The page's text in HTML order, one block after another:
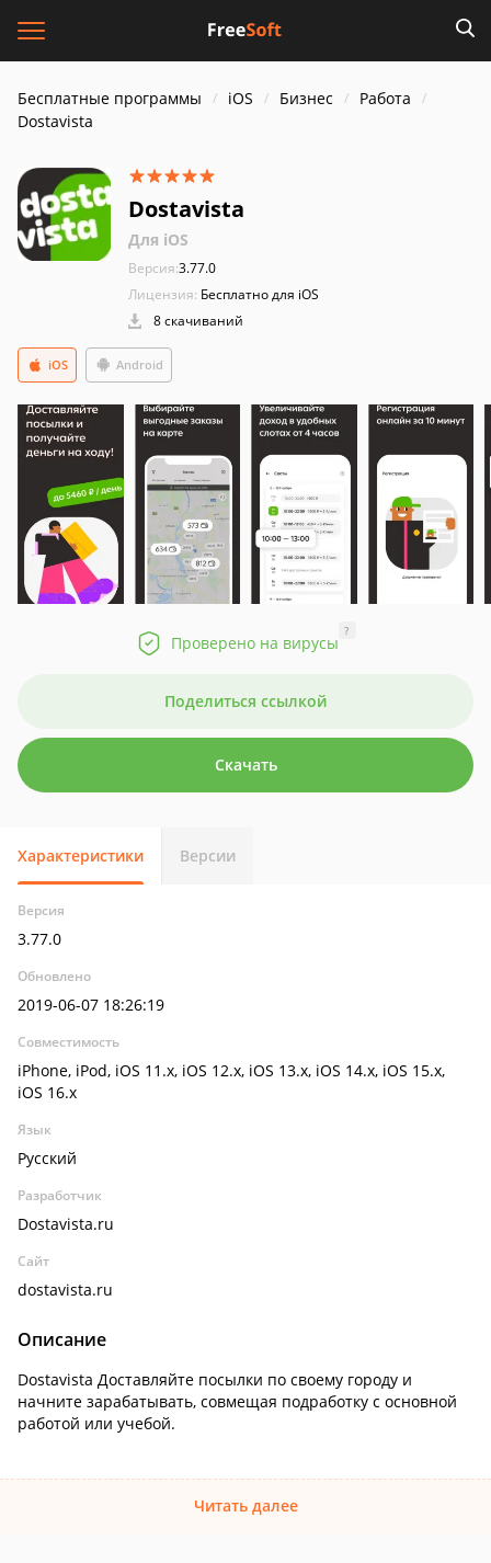
Бесплатные программы iOS Бизнес
Работа
Dostavista
Dostavista
Для iOS
Версия:3.77.0
Лицензия: Бесплатно для iOS
8 скачиваний
Android
iOS
Проверено на вирусы
?
Поделиться ссылкой
Скачать
Характеристики Версии
Версия
3.77.0
Обновлено
2019-06-07 18:26:19
Совместимость
iPhone, iPod, iOS 11.x, iOS 12.x, iOS 13.x, iOS 14.x, iOS 15.x,
iOS 16.x
Язык
Русский
Разработчик
Dostavista.ru
Сайт
dostavista.ru
Описание
Dostavista Доставляйте посылки по своему городу и
начните зарабатывать, совмещая подработку с основной
работой или учебой.
Читать далее